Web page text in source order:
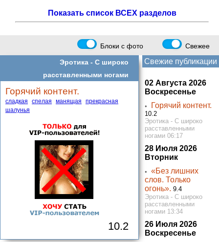
Показать список ВСЕХ разделов
Блоки с фото Свежее
Эротика -С широко
расставленными ногами
Горячий контент.
сладкая спелая манящая
прекрасная
шалунья
10.2
Свежие публикации
02 Августа 2026
Воскресенье
◦ Горячий контент.
10.2
Эротика - С широко
расставленными
ногами 06:17
28 Июля 2026
Вторник
◦«Без лишних
слов. Только
огонь». 9.4
Эротика - С широко
расставленными
ногами 13:34
26 Июля 2026
Воскресенье